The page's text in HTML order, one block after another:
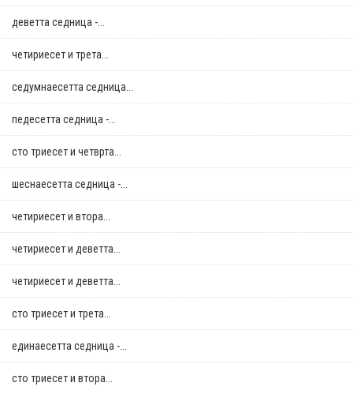
деветта седница -...
четириесет и трета...
седумнаесетта седница...
педесетта седница -...
сто триесет и четврта...
шеснаесетта седница -...
четириесет и втора...
четириесет и деветта...
четириесет и деветта...
сто триесет и трета...
единаесетта седница -...
сто триесет и втора...